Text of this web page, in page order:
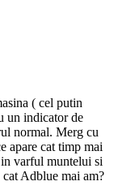
( cel putin
un indicator de
normal. Merg cu
apare cat timp mai
varful muntelui si
Adblue mai am?